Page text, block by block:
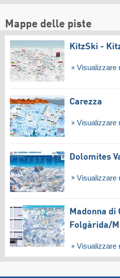
Mappe delle piste
KitzSki -
Visualizzare
Carezza
Visualizzare
Dolomites
Visualizzare
Madonna
Folgàrida/​
Visualizzare